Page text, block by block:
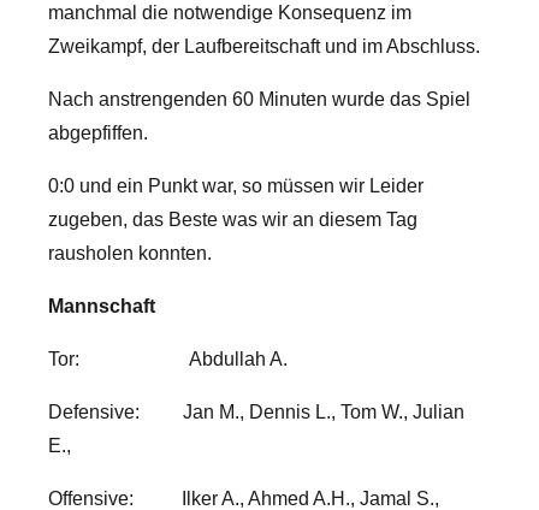
manchmal die notwendige Konsequenz im
Zweikampf, der Laufbereitschaft und im Abschluss.
Nach anstrengenden 60 Minuten wurde das Spiel
abgepfiffen.
0:0 und ein Punkt war, so müssen wir Leider
zugeben, das Beste was wir an diesem Tag
rausholen konnten.
Mannschaft
Tor: Abdullah A.
Defensive: Jan M., Dennis L., Tom W., Julian
E.,
Offensive: Ilker A., Ahmed A.H., Jamal S.,